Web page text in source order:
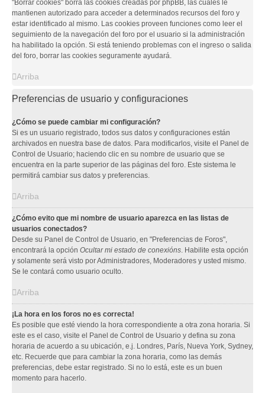
"Borrar cookies" borra las cookies creadas por phpBB, las cuales le
mantienen autorizado para acceder a determinados recursos del foro y
estar identificado al mismo. Las cookies proveen funciones como leer el
seguimiento de la navegación del foro por el usuario si la administración
ha habilitado la opción. Si está teniendo problemas con el ingreso o salida
del foro, borrar las cookies seguramente ayudará.
Arriba
Preferencias de usuario y configuraciones
¿Cómo se puede cambiar mi configuración?
Si es un usuario registrado, todos sus datos y configuraciones están
archivados en nuestra base de datos. Para modificarlos, visite el Panel de
Control de Usuario; haciendo clic en su nombre de usuario que se
encuentra en la parte superior de las páginas del foro. Este sistema le
permitirá cambiar sus datos y preferencias.
Arriba
¿Cómo evito que mi nombre de usuario aparezca en las listas de
usuarios conectados?
Desde su Panel de Control de Usuario, en "Preferencias de Foros",
encontrará la opción Ocultar mi estado de conexións. Habilite esta opción
y solamente será visto por Administradores, Moderadores y usted mismo.
Se le contará como usuario oculto.
Arriba
¡La hora en los foros no es correcta!
Es posible que esté viendo la hora correspondiente a otra zona horaria. Si
este es el caso, visite el Panel de Control de Usuario y defina su zona
horaria de acuerdo a su ubicación, e.j. Londres, París, Nueva York, Sydney,
etc. Recuerde que para cambiar la zona horaria, como las demás
preferencias, debe estar registrado. Si no lo está, este es un buen
momento para hacerlo.